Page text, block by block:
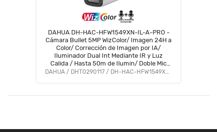
DAHUA DH-HAC-HFW1549XN-IL-A-PRO -
Cámara Bullet 5MP WizColor/ Imagen 24H a
Color/ Corrección de Imagen por IA/
Iluminador Dual Int Mediante IR y Luz
Calida / Hasta 50m de Ilumin/ Doble Mic
Incorp/ 101 Grados/ Policarbonato+ MetalDAHUA / DHT0290117 / DH-HAC-HFW1549XN-IL-A-PRO